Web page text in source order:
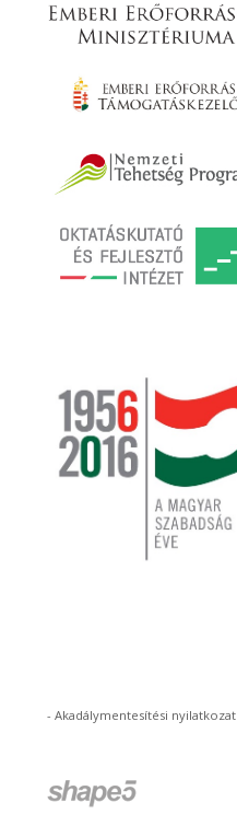
-Akadálymentesítési nyilatkozat